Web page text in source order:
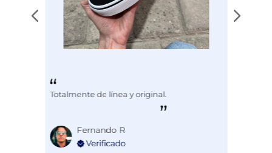
Totalmente de línea y original.
Fernando R